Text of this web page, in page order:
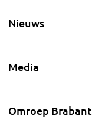
Nieuws
Media
Omroep Brabant